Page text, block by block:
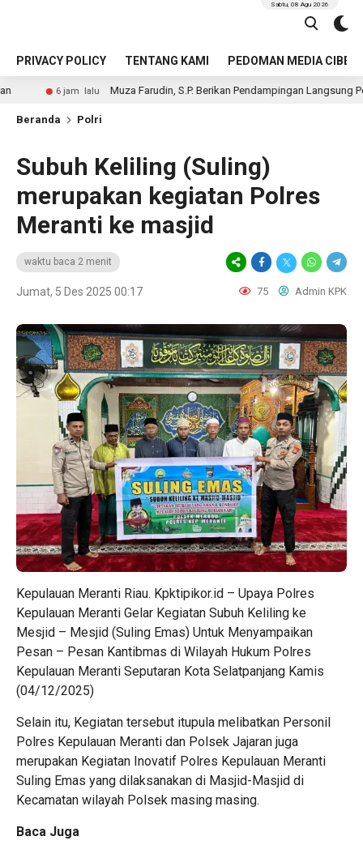
PRIVACY POLICY TENTANG KAMI PEDOMAN MEDIA CIBER
Sabtu, 08 Agu 2026
lalu Muza Farudin, S.P. Berikan Pendampingan Langsung Pengolahan
Beranda Polri
Subuh Keliling (Suling)
merupakan kegiatan Polres
Meranti ke masjid
waktu baca 2 menit
Jumat, 5 Des 2025 00:17 75 Admin KPK
Kepulauan Meranti Riau. Kpktipikor.id – Upaya Polres
Kepulauan Meranti Gelar Kegiatan Subuh Keliling ke
Mesjid – Mesjid (Suling Emas) Untuk Menyampaikan
Pesan – Pesan Kantibmas di Wilayah Hukum Polres
Kepulauan Meranti Seputaran Kota Selatpanjang Kamis
(04/12/2025)
Selain itu, Kegiatan tersebut itupula melibatkan Personil
Polres Kepulauan Meranti dan Polsek Jajaran juga
merupakan Kegiatan Inovatif Polres Kepulauan Meranti
Suling Emas yang dilaksanakan di Masjid-Masjid di
Kecamatan wilayah Polsek masing masing.
Baca Juga